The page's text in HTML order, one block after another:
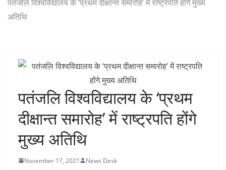
पतंजलि विश्वविद्यालय के ‘प्रथम दीक्षान्त समारोह’ में राष्ट्रपति होंगे मुख्य
अतिथि
पतंजलि विश्वविद्यालय के ‘प्रथम
दीक्षान्त समारोह’ में राष्ट्रपति होंगे
मुख्य अतिथि
November 17, 2021 News Desk